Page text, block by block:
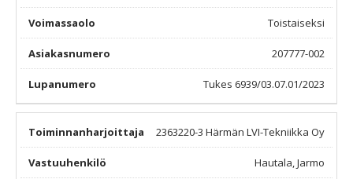
Toistaiseksi
207777-002
Tukes 6939/03.07.01/2023
2363220-3 Härmän LVI-Tekniikka Oy
Hautala, Jarmo